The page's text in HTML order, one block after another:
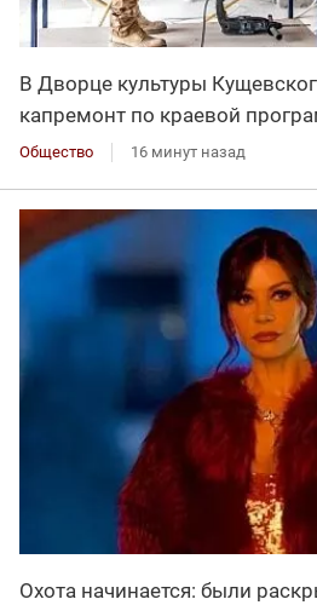
В Дворце культуры
капремонт по краевой
Общество 16 минут назад
Охота начинается: были